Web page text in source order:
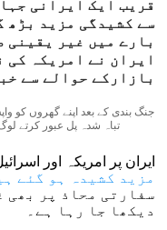
قریب ایک ایرانی
سے کشیدگی مزید بڑھ
بارے میں غیر یقینی
ایران نے امریکہ کی
بازارکے حوالے سے
جنگ بندی کے بعد اپنے گھروں کو
تباہ شدہ پل عبور کرتے لوگ، 19 اپریل 2026۔ (تصویر: اے پی/بلال
ایران پر امریکہ اور اسرائیل
مزید کشیدہ ہو گئے
سفارتی محاذ پر بھی
دیکھا جا رہا ہے۔